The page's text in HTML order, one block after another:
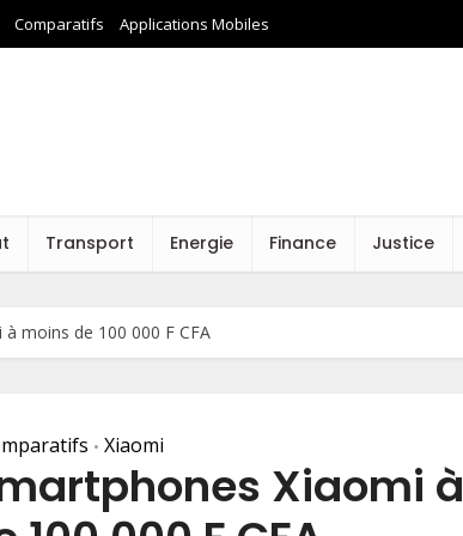
Comparatifs Applications Mobiles
Transport Energie Finance Justice
moins de 100 000 F CFA
• Xiaomi
Xiaomi à